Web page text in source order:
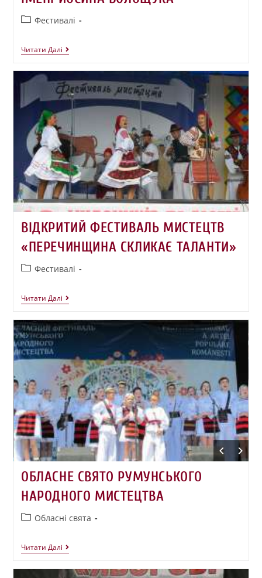
Фестивалі
Читати Далі
ВІДКРИТИЙ ФЕСТИВАЛЬ МИСТЕЦТВ
«ПЕРЕЧИНЩИНА СКЛИКАЄ ТАЛАНТИ»
Фестивалі
Читати Далі
ОБЛАСНЕ СВЯТО РУМУНСЬКОГО
НАРОДНОГО МИСТЕЦТВА
Обласні свята
Читати Далі